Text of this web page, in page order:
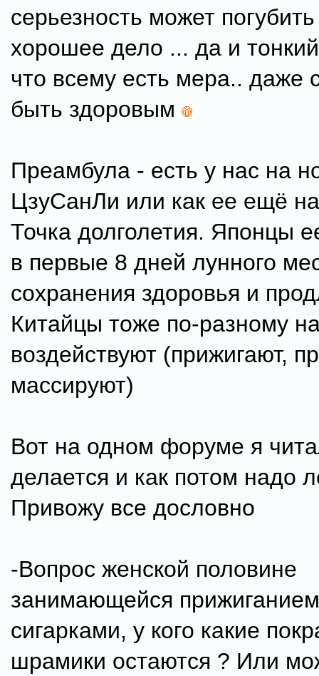
серьезность может
хорошее дело ... да и
что всему есть мера.. даже
быть здоровым
Преамбула - есть у нас на
ЦзуСанЛи или как ее ещё
Точка долголетия. Японцы
в первые 8 дней лунного
сохранения здоровья и
Китайцы тоже по-разному
воздействуют (прижигают,
массируют)
Вот на одном форуме я
делается и как потом надо
Привожу все дословно
-Вопрос женской половине
занимающейся
сигарками, у кого какие
шрамики остаются ? Или